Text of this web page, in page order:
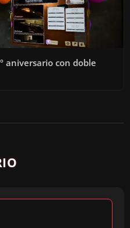
aniversario con doble